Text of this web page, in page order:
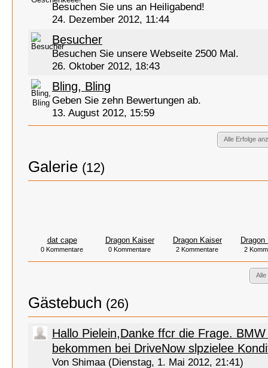
Besuchen Sie uns an Heiligabend!
24. Dezember 2012, 11:44
Besucher
Besuchen Sie unsere Webseite 2500 Mal.
26. Oktober 2012, 18:43
Bling, Bling
Geben Sie zehn Bewertungen ab.
13. August 2012, 15:59
Alle Erfolge
Galerie (12)
dat cape
0 Kommentare
Dragon Kaiser
0 Kommentare
Dragon Kaiser
2 Kommentare 2
Alle
Gästebuch (26)
Hallo Pielein,Danke ffcr die Frage.
bekommen bei DriveNow slpzielee
Von Shimaa (Dienstag, 1. Mai 2012, 21:41)